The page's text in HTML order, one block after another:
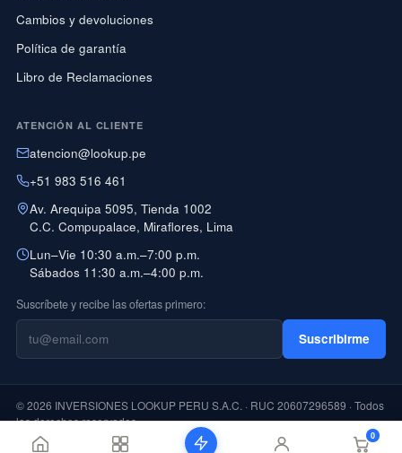
0
Cambios y devoluciones
Política de garantía
Libro de Reclamaciones
ATENCIÓN AL CLIENTE
atencion@lookup.pe
+51 983 516 461
Av. Arequipa 5095, Tienda 1002
C.C. Compupalace, Miraflores, Lima
Lun–Vie 10:30 a.m.–7:00 p.m.
Sábados 11:30 a.m.–4:00 p.m.
Suscríbete y recibe las ofertas primero:
Suscribirme
© 2026 INVERSIONES LOOKUP PERU S.A.C. · RUC 20607296589 · Todos
los derechos reservados
PAGO CON YAPE DISPONIBLE